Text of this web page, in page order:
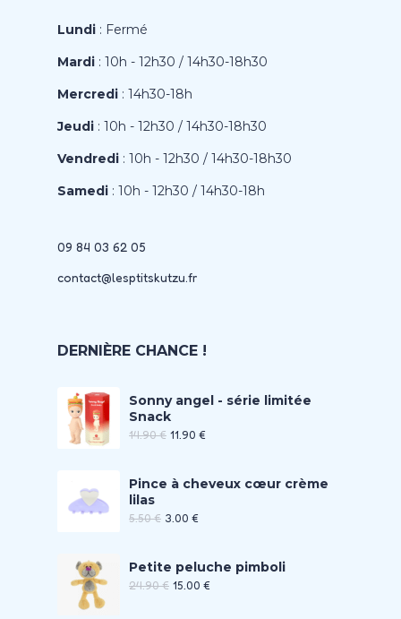
Lundi : Fermé
Mardi : 10h - 12h30 / 14h30-18h30
Mercredi : 14h30-18h
Jeudi : 10h - 12h30 / 14h30-18h30
Vendredi : 10h - 12h30 / 14h30-18h30
Samedi : 10h - 12h30 / 14h30-18h
09 84 03 62 05
contact@lesptitskutzu.fr
DERNIÈRE CHANCE !
Sonny angel - série limitée
Snack
14.90€ 11.90 €
Pince à cheveux cœur crème
lilas
5.50€ 3.00 €
Petite peluche pimboli
24.90€ 15.00 €